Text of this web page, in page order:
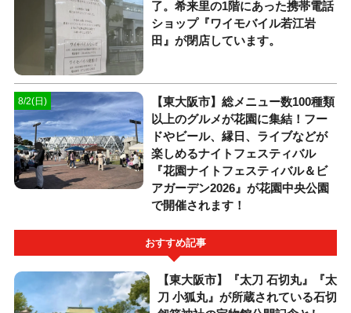
了。希来里の1階にあった携帯電話
ショップ『ワイモバイル若江岩
田』が閉店しています。
8/2(日)
【東大阪市】総メニュー数100種類
以上のグルメが花園に集結！フー
ドやビール、縁日、ライブなどが
楽しめるナイトフェスティバル
『花園ナイトフェスティバル＆ビ
アガーデン2026』が花園中央公園
で開催されます！
おすすめ記事
【東大阪市】『太刀 石切丸』『太
刀 小狐丸』が所蔵されている石切